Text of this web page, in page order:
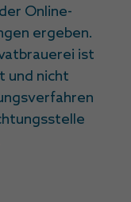
Online-
ergeben.
ist
und nicht